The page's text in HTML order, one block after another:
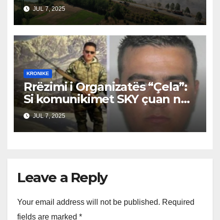
Vlerësimi i Dëmeve
JUL 7, 2025
KRONIKE
Rrëzimi i Organizatës “Çela”:
Si komunikimet SKY çuan në
prangosjen e bandës, Suel
Çela ende i lirë
JUL 7, 2025
Leave a Reply
Your email address will not be published. Required
fields are marked *